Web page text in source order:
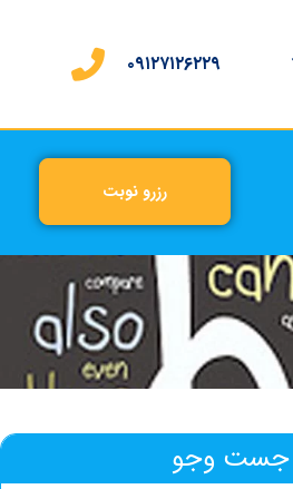
۰۹۱۲۷۱۲۶۲۲۹
رزرو نوبت
جست وجو